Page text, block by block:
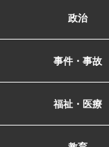
政治
事件・事故
福祉・医療